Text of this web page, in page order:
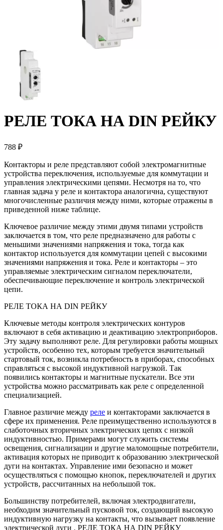
РЕЛЕ ТОКА НА DIN РЕЙКУ
788 ₽
Контакторы и реле представляют собой электромагнитные
устройства переключения, используемые для коммутации и
управления электрическими цепями. Несмотря на то, что
главная задача у реле и контактора аналогична, существуют
многочисленные различия между ними, которые отражены в
приведенной ниже таблице.
Ключевое различие между этими двумя типами устройств
заключается в том, что реле предназначено для работы с
меньшими значениями напряжения и тока, тогда как
контактор используется для коммутации цепей с высокими
значениями напряжения и тока. Реле и контакторы – это
управляемые электрическим сигналом переключатели,
обеспечивающие переключение и контроль электрической
цепи.
РЕЛЕ ТОКА НА DIN РЕЙКУ
Ключевые методы контроля электрических контуров
включают в себя активацию и деактивацию электроприборов.
Эту задачу выполняют реле. Для регулировки работы мощных
устройств, особенно тех, которым требуется значительный
стартовый ток, возникла потребность в приборах, способных
справляться с высокой индуктивной нагрузкой. Так
появились контакторы и магнитные пускатели. Все эти
устройства можно рассматривать как реле с определенной
специализацией.
Главное различие между реле и контакторами заключается в
сфере их применения. Реле преимущественно используются в
слаботочных вторичных электрических цепях с низкой
индуктивностью. Примерами могут служить системы
освещения, сигнализации и другие маломощные потребители,
активация которых не приводит к образованию электрической
дуги на контактах. Управление ими безопасно и может
осуществляться с помощью кнопок, переключателей и других
устройств, рассчитанных на небольшой ток.
Большинству потребителей, включая электродвигатели,
необходим значительный пусковой ток, создающий высокую
индуктивную нагрузку на контакты, что вызывает появление
электрической дуги . РЕЛЕ ТОКА НА DIN РЕЙКУ